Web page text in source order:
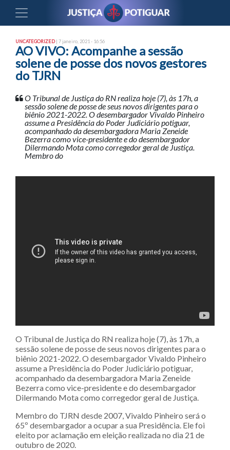
UNCATEGORIZED| 7 janeiro, 2021 - 16:56
AO VIVO: Acompanhe a sessão
solene de posse dos novos gestores
do TJRN
O Tribunal de Justiça do RN realiza hoje (7), às 17h, a
sessão solene de posse de seus novos dirigentes para o
biênio 2021-2022. O desembargador Vivaldo Pinheiro
assume a Presidência do Poder Judiciário potiguar,
acompanhado da desembargadora Maria Zeneide
Bezerra como vice-presidente e do desembargador
Dilermando Mota como corregedor geral de Justiça.
Membro do
O Tribunal de Justiça do RN realiza hoje (7), às 17h, a
sessão solene de posse de seus novos dirigentes para o
biênio 2021-2022. O desembargador Vivaldo Pinheiro
assume a Presidência do Poder Judiciário potiguar,
acompanhado da desembargadora Maria Zeneide
Bezerra como vice-presidente e do desembargador
Dilermando Mota como corregedor geral de Justiça.
Membro do TJRN desde 2007, Vivaldo Pinheiro será o
65º desembargador a ocupar a sua Presidência. Ele foi
eleito por aclamação em eleição realizada no dia 21 de
outubro de 2020.